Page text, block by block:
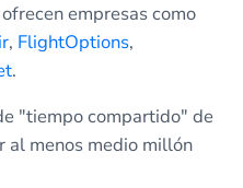
empresas como
, FlightOptions,
.
"tiempo compartido" de
al menos medio millón